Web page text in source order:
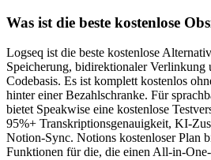
Was ist die beste kostenlose
Logseq ist die beste kostenlose
Speicherung, bidirektionaler Verlinkung
Codebasis. Es ist komplett kostenlos
hinter einer Bezahlschranke. Für
bietet Speakwise eine kostenlose
95%+ Transkriptionsgenauigkeit, KI-
Notion-Sync. Notions kostenloser Plan
Funktionen für die, die einen All-in-